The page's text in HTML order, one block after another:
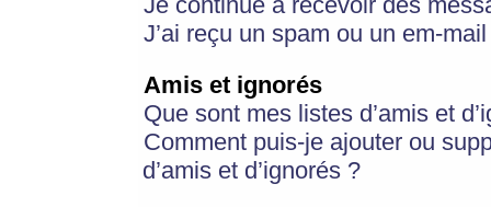
J’ai reçu un spam ou un em-
Amis et ignorés
Que sont mes listes d’amis et
Comment puis-je ajouter ou
d’amis et d’ignorés ?